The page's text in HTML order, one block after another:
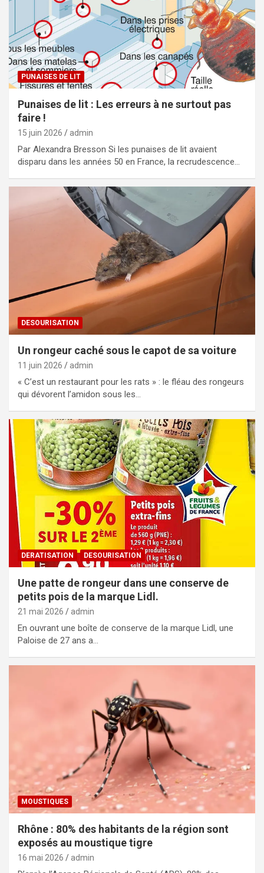
PUNAISES DE LIT
Punaises de lit : Les erreurs à ne surtout pas
faire !
15 juin 2026 admin
Par Alexandra Bresson Si les punaises de lit avaient
disparu dans les années 50 en France, la recrudescence…
DESOURISATION
Un rongeur caché sous le capot de sa voiture
11 juin 2026 admin
« C’est un restaurant pour les rats » : le fléau des rongeurs
qui dévorent l’amidon sous les…
DERATISATION DESOURISATION
Une patte de rongeur dans une conserve de
petits pois de la marque Lidl.
21 mai 2026 admin
En ouvrant une boîte de conserve de la marque Lidl, une
Paloise de 27 ans a…
MOUSTIQUES
Rhône : 80% des habitants de la région sont
exposés au moustique tigre
16 mai 2026 admin